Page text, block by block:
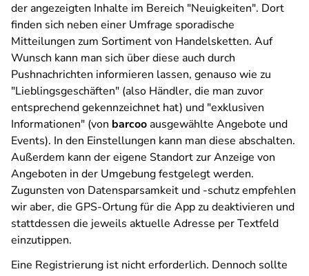
der angezeigten Inhalte im Bereich "Neuigkeiten". Dort
finden sich neben einer Umfrage sporadische
Mitteilungen zum Sortiment von Handelsketten. Auf
Wunsch kann man sich über diese auch durch
Pushnachrichten informieren lassen, genauso wie zu
"Lieblingsgeschäften" (also Händler, die man zuvor
entsprechend gekennzeichnet hat) und "exklusiven
Informationen" (von barcooausgewählte Angebote und
Events). In den Einstellungen kann man diese abschalten.
Außerdem kann der eigene Standort zur Anzeige von
Angeboten in der Umgebung festgelegt werden.
Zugunsten von Datensparsamkeit und -schutz empfehlen
wir aber, die GPS-Ortung für die App zu deaktivieren und
stattdessen die jeweils aktuelle Adresse per Textfeld
einzutippen.
Eine Registrierung ist nicht erforderlich. Dennoch sollte